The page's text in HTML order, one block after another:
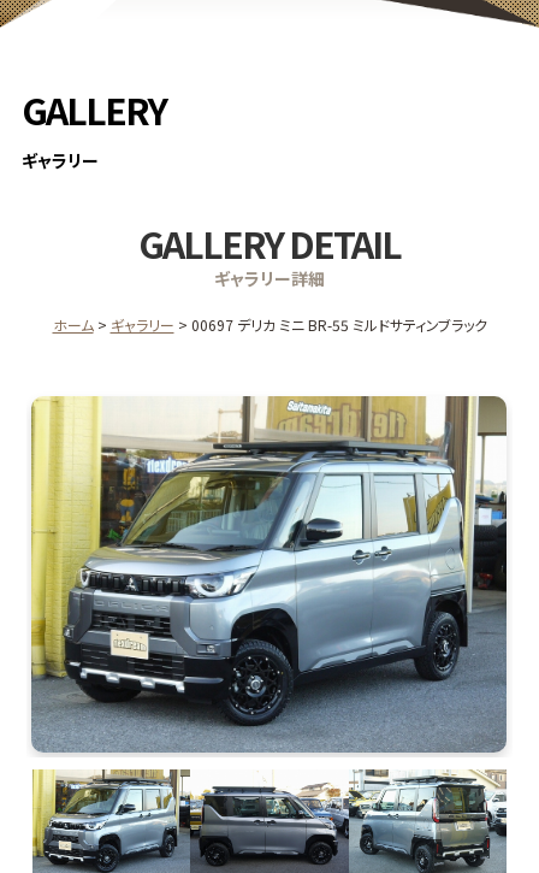
PRIVACY POLICY 個人情報保護方針
GALLERY
ギャラリー
GALLERY DETAIL
ギャラリー詳細
ホーム ギャラリー 00697 デリカ ミニ BR-55 ミルドサティンブラック